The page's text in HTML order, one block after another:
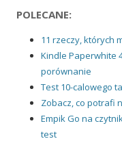
POLECANE:
11 rzeczy, których
Kindle Paperwhite
porównanie
Test 10-calowego
Zobacz, co potrafi
Empik Go na
test